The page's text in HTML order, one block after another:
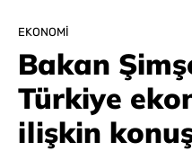
EKONOMI
Bakan
Türkiye
ilişkin